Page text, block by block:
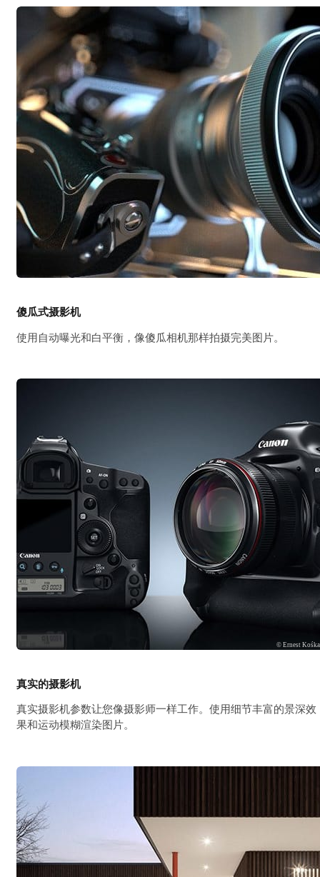
傻瓜式摄影机
使用自动曝光和白平衡，像傻瓜相机那样拍摄完美图片。
© Ernest Kośka
真实的摄影机
真实摄影机参数让您像摄影师一样工作。使用细节丰富的景深效
果和运动模糊渲染图片。